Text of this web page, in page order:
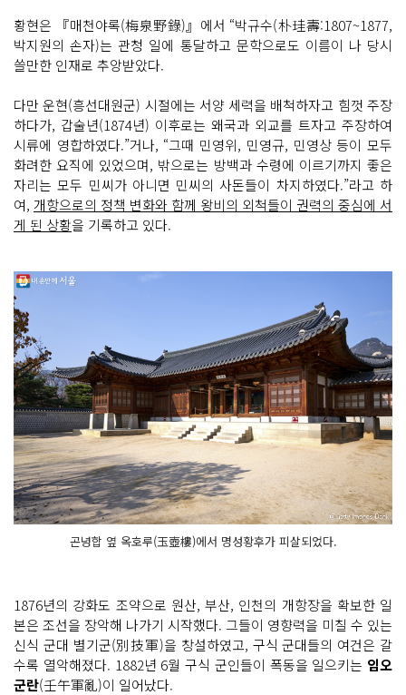
황현은 『매천야록(梅泉野錄)』에서 “박규수(朴珪壽:1807~1877,
박지원의 손자)는 관청 일에 통달하고 문학으로도 이름이 나 당시
쓸만한 인재로 추앙받았다.
다만 운현(흥선대원군) 시절에는 서양 세력을 배척하자고 힘껏 주장
하다가, 갑술년(1874년) 이후로는 왜국과 외교를 트자고 주장하여
시류에 영합하였다.”거나, “그때 민영위, 민영규, 민영상 등이 모두
화려한 요직에 있었으며, 밖으로는 방백과 수령에 이르기까지 좋은
자리는 모두 민씨가 아니면 민씨의 사돈들이 차지하였다.”라고 하
여, 개항으로의 정책 변화와 함께 왕비의 외척들이 권력의 중심에 서
게 된 상황을 기록하고 있다.
곤녕합 옆 옥호루(玉壺樓)에서 명성황후가 피살되었다.
1876년의 강화도 조약으로 원산, 부산, 인천의 개항장을 확보한 일
본은 조선을 장악해 나가기 시작했다. 그들이 영향력을 미칠 수 있는
신식 군대 별기군(別技軍)을 창설하였고, 구식 군대들의 여건은 갈
수록 열악해졌다. 1882년 6월 구식 군인들이 폭동을 일으키는 임오
군란(壬午軍亂)이 일어났다.